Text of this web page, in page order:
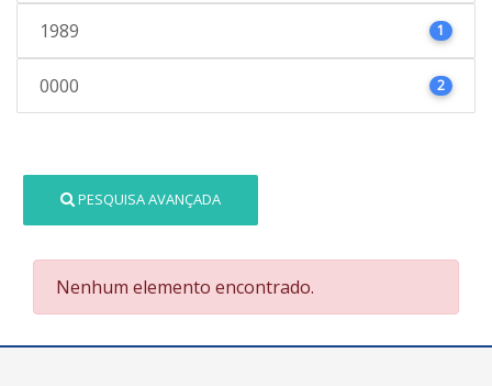
1989 1
0000 2
PESQUISA AVANÇADA
Nenhum elemento encontrado.